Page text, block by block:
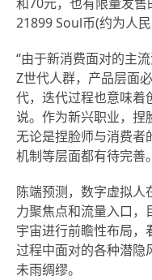
和70元，也有限量发售
21899 Soul币(约为人
“由于新消费面对的主
Z世代人群，产品层面
代，迭代过程也意味着
说。作为新兴职业，捏
无论是捏脸师与消费者
机制等层面都有待完善。
陈端预测，数字虚拟人
力聚焦点和流量入口，
宇宙进行前瞻性布局，
过程中面对的各种潜隐
未雨绸缪。